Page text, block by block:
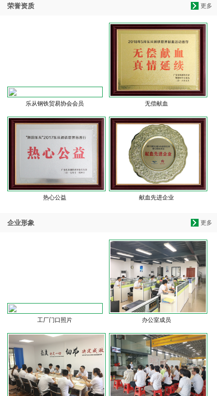
更多
荣誉资质
乐从钢铁贸易协会会员 无偿献血
热心公益 献血先进企业
更多
企业形象
工厂门口照片 办公室成员